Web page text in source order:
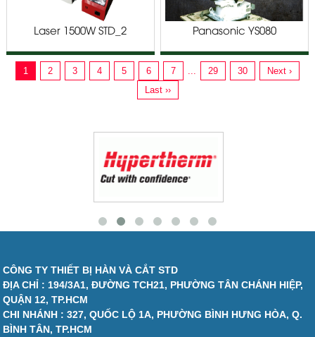
Laser 1500W STD_2 Panasonic YS080
1 2 3 4 5 6 7 29 30
Next ›
Last ››
CÔNG TY THIẾT BỊ HÀN VÀ CẮT STD
ĐỊA CHỈ : 194/3A1, ĐƯỜNG TCH21, PHƯỜNG TÂN CHÁNH HIỆP,
QUẬN 12, TP.HCM
CHI NHÁNH : 327, QUỐC LỘ 1A, PHƯỜNG BÌNH HƯNG HÒA, Q.
BÌNH TÂN, TP.HCM